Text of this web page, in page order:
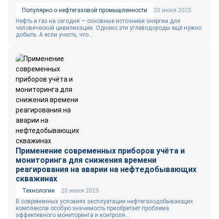
Популярно о нефтегазовой промышленности
20 июня 2025
Нефть и газ на сегодня — основные источники энергии для
человеческой цивилизации. Однако эти углеводороды ещё нужно
добыть. А если учесть, что...
Применение современных приборов учёта и
мониторинга для снижения времени
реагирования на аварии на нефтедобывающих
скважинах
Технологии
20 июня 2025
В современных условиях эксплуатации нефтегазодобывающих
комплексов особую значимость приобретает проблема
эффективного мониторинга и контроля...